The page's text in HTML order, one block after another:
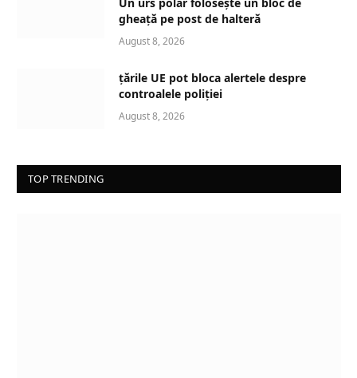
Un urs polar folosește un bloc de
gheață pe post de halteră
August 8, 2026
țările UE pot bloca alertele despre
controalele poliției
August 8, 2026
TOP TRENDING